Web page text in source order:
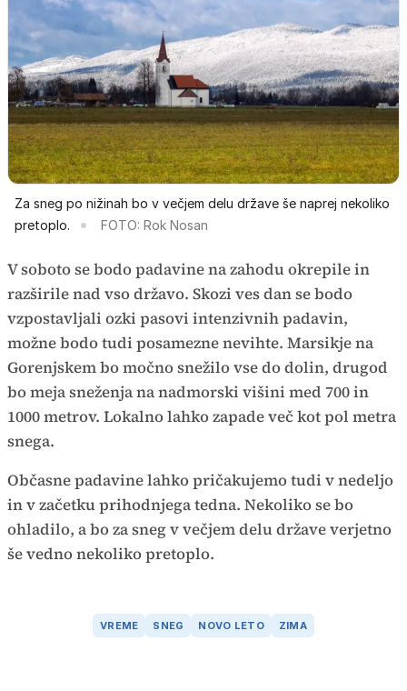
Za sneg po nižinah bo v večjem delu države še naprej nekoliko
pretoplo.
FOTO: Rok Nosan
V soboto se bodo padavine na zahodu okrepile in
razširile nad vso državo. Skozi ves dan se bodo
vzpostavljali ozki pasovi intenzivnih padavin,
možne bodo tudi posamezne nevihte. Marsikje na
Gorenjskem bo močno snežilo vse do dolin, drugod
bo meja sneženja na nadmorski višini med 700 in
1000 metrov. Lokalno lahko zapade več kot pol metra
snega.
Občasne padavine lahko pričakujemo tudi v nedeljo
in v začetku prihodnjega tedna. Nekoliko se bo
ohladilo, a bo za sneg v večjem delu države verjetno
še vedno nekoliko pretoplo.
VREME SNEG NOVO LETO ZIMA